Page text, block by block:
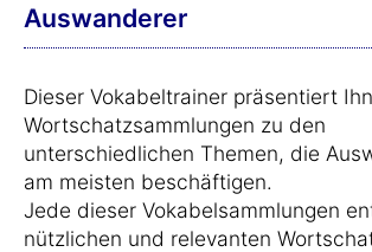
Auswanderer
Dieser Vokabeltrainer präsentiert
Wortschatzsammlungen zu den
unterschiedlichen Themen, die
am meisten beschäftigen.
Jede dieser Vokabelsammlungen
nützlichen und relevanten